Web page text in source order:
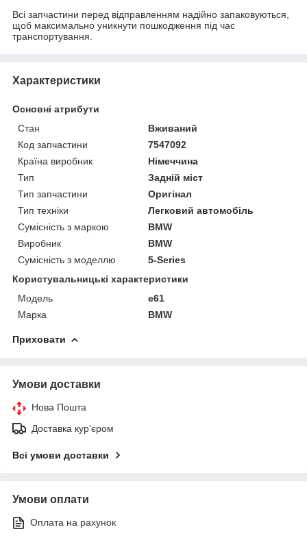
Всі запчастини перед відправленням надійно запаковуються,
щоб максимально уникнути пошкодження під час
транспортування.
Характеристики
Основні атрибути
Стан
Вживаний
Код запчастини
7547092
Країна виробник
Німеччина
Тип
Задній міст
Тип запчастини
Оригінал
Тип техніки
Легковий автомобіль
Сумісність з маркою
BMW
Виробник
BMW
Сумісність з моделлю
5-Series
Користувальницькі характеристики
Модель
e61
Марка
BMW
Приховати
Умови доставки
Нова Пошта
Доставка кур'єром
Всі умови доставки
Умови оплати
Оплата на рахунок